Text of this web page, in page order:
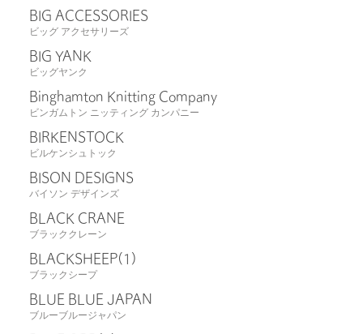
BIG ACCESSORIES
ビッグ アクセサリーズ
BIG YANK
ビッグヤンク
Binghamton Knitting Company
ビンガムトン ニッティング カンパニー
BIRKENSTOCK
ビルケンシュトック
BISON DESIGNS
バイソン デザインズ
BLACK CRANE
ブラッククレーン
BLACKSHEEP(1)
ブラックシープ
BLUE BLUE JAPAN
ブルーブルージャパン